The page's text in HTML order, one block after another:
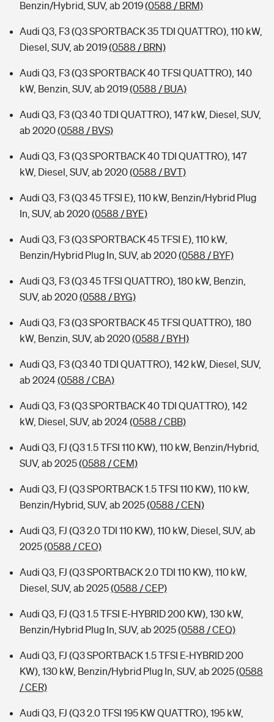
Benzin/Hybrid, SUV, ab 2019(0588 / BRM)
Audi Q3, F3 (Q3 SPORTBACK 35 TDI QUATTRO), 110 kW,
Diesel, SUV, ab 2019(0588 / BRN)
Audi Q3, F3 (Q3 SPORTBACK 40 TFSI QUATTRO), 140
kW, Benzin, SUV, ab 2019(0588 / BUA)
Audi Q3, F3 (Q3 40 TDI QUATTRO), 147 kW, Diesel, SUV,
ab 2020(0588 / BVS)
Audi Q3, F3 (Q3 SPORTBACK 40 TDI QUATTRO), 147
kW, Diesel, SUV, ab 2020(0588 / BVT)
Audi Q3, F3 (Q3 45 TFSI E), 110 kW, Benzin/Hybrid Plug
In, SUV, ab 2020(0588 / BYE)
Audi Q3, F3 (Q3 SPORTBACK 45 TFSI E), 110 kW,
Benzin/Hybrid Plug In, SUV, ab 2020(0588 / BYF)
Audi Q3, F3 (Q3 45 TFSI QUATTRO), 180 kW, Benzin,
SUV, ab 2020(0588 / BYG)
Audi Q3, F3 (Q3 SPORTBACK 45 TFSI QUATTRO), 180
kW, Benzin, SUV, ab 2020(0588 / BYH)
Audi Q3, F3 (Q3 40 TDI QUATTRO), 142 kW, Diesel, SUV,
ab 2024(0588 / CBA)
Audi Q3, F3 (Q3 SPORTBACK 40 TDI QUATTRO), 142
kW, Diesel, SUV, ab 2024(0588 / CBB)
Audi Q3, FJ (Q3 1.5 TFSI 110 KW), 110 kW, Benzin/Hybrid,
SUV, ab 2025(0588 / CEM)
Audi Q3, FJ (Q3 SPORTBACK 1.5 TFSI 110 KW), 110 kW,
Benzin/Hybrid, SUV, ab 2025(0588 / CEN)
Audi Q3, FJ (Q3 2.0 TDI 110 KW), 110 kW, Diesel, SUV, ab
2025(0588 / CEO)
Audi Q3, FJ (Q3 SPORTBACK 2.0 TDI 110 KW), 110 kW,
Diesel, SUV, ab 2025(0588 / CEP)
Audi Q3, FJ (Q3 1.5 TFSI E-HYBRID 200 KW), 130 kW,
Benzin/Hybrid Plug In, SUV, ab 2025(0588 / CEQ)
Audi Q3, FJ (Q3 SPORTBACK 1.5 TFSI E-HYBRID 200
KW), 130 kW, Benzin/Hybrid Plug In, SUV, ab 2025(0588
/ CER)
Audi Q3, FJ (Q3 2.0 TFSI 195 KW QUATTRO), 195 kW,